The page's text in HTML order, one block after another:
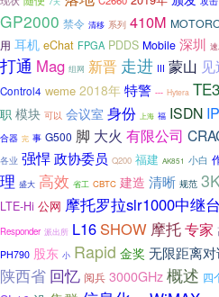
GP2000 禁令 清移 系列 410M
用 耳机 eChat FPGA PDDS Mobile 深圳
打通 Mag 组网 新晋 走进 III 蒙山
Control4 weme 2018年 特警 --- Hytera
职 模块 可以 会议室 身份 上海 福 ISDN
合器 完 事 G500 脚 大火 有限公司
各业 强悍政协委员 Q200 福建 AK851 小白
理 盛大 高效 省工 CBTC 建造 清晰 规范
LTE-Hi 公网 摩托罗拉slr1000中继台
Responder 派出所 L16 SHOW 摩托专家
PH790 股东 小 Rapid 金奖 无限距离
陕西省 回忆 阅兵 3000GHz 概述 四